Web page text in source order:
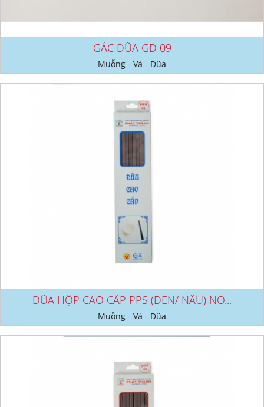
GÁC ĐŨA GĐ 09
Muỗng - Vá - Đũa
ĐŨA HỘP CAO CẤP PPS (ĐEN/ NÂU) NO...
Muỗng - Vá - Đũa